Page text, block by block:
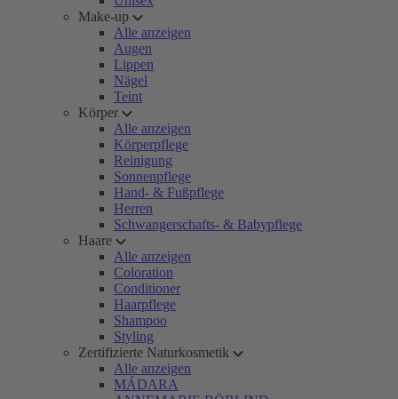
Make-up
Alle anzeigen
Augen
Lippen
Nägel
Teint
Körper
Alle anzeigen
Körperpflege
Reinigung
Sonnenpflege
Hand- & Fußpflege
Herren
Schwangerschafts- & Babypflege
Haare
Alle anzeigen
Coloration
Conditioner
Haarpflege
Shampoo
Styling
Zertifizierte Naturkosmetik
Alle anzeigen
MÁDARA